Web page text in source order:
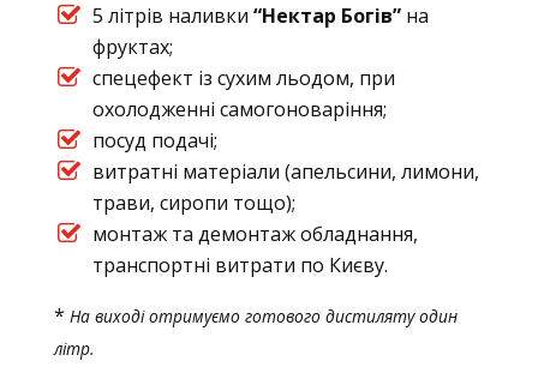
5 літрів наливки “Нектар Богів”на
фруктах;
спецефект із сухим льодом, при
охолодженні самогоноваріння;
посуд подачі;
витратні матеріали (апельсини, лимони,
трави, сиропи тощо);
монтаж та демонтаж обладнання,
транспортні витрати по Києву.
* На виході отримуємо готового дистиляту один
літр.